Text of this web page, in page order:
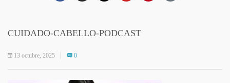
CUIDADO-CABELLO-PODCAST
13 octubre, 2025 0